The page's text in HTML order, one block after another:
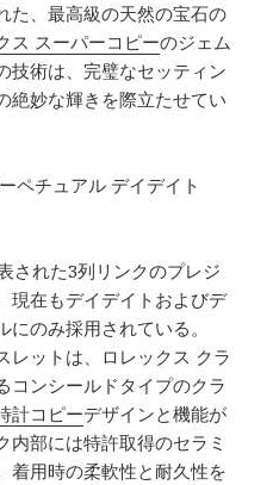
た、最高級の天然の宝石の
ス スーパーコピーのジェム
技術は、完璧なセッティン
絶妙な輝きを際立たせてい
ペチュアル デイデイト
された3列リンクのプレジ
現在もデイデイトおよびデ
のみ採用されている。
ットは、ロレックス クラ
コンシールドタイプのクラ
計コピーデザインと機能が
内部には特許取得のセラミ
着用時の柔軟性と耐久性を